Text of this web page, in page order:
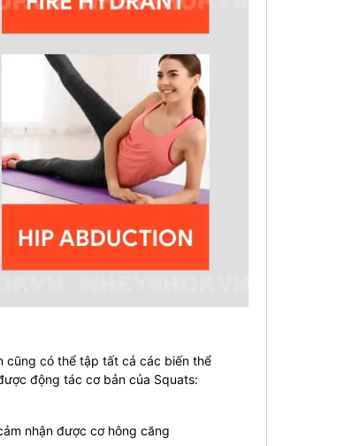
cũng có thể tập tất cả các biến thể
động tác cơ bản của Squats:
nhận được cơ hông căng